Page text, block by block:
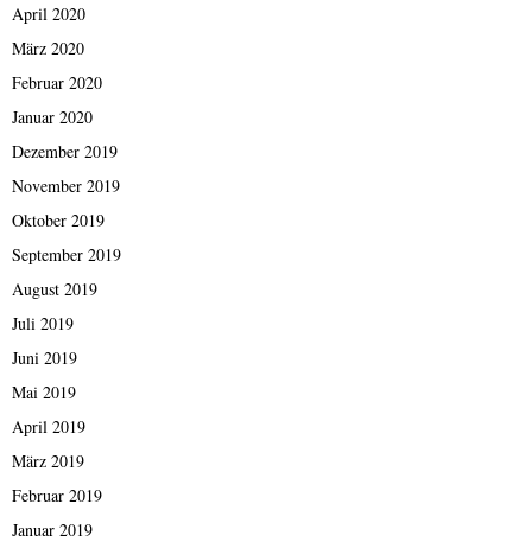
April 2020
März 2020
Februar 2020
Januar 2020
Dezember 2019
November 2019
Oktober 2019
September 2019
August 2019
Juli 2019
Juni 2019
Mai 2019
April 2019
März 2019
Februar 2019
Januar 2019